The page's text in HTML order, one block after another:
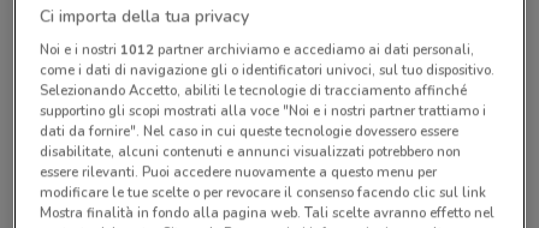
Chiama il negozio
Chiuso
Lunedì 09:30 / 13:30 - 16:00 / 20:00
Martedì 09:30 / 13:30 - 16:00 / 20:00
Mercoledì 09:30 / 13:30 - 16:00 / 20:00
Giovedì 09:30 / 13:30 - 16:00 / 20:00
Venerdì 09:30 / 13:30 - 16:00 / 20:00
Sabato 09:30 / 13:30 - 16:00 / 20:00
Domenica 10:00 / 13:00
06 5343662
Ci importa della tua privacy
Noi e i nostri 1012partner archiviamo e accediamo ai dati personali,
come i dati di navigazione gli o identificatori univoci, sul tuo dispositivo.
Selezionando Accetto, abiliti le tecnologie di tracciamento affinché
supportino gli scopi mostrati alla voce "Noi e i nostri partner trattiamo i
dati da fornire". Nel caso in cui queste tecnologie dovessero essere
disabilitate, alcuni contenuti e annunci visualizzati potrebbero non
essere rilevanti. Puoi accedere nuovamente a questo menu per
modificare le tue scelte o per revocare il consenso facendo clic sul link
Mostra finalità in fondo alla pagina web. Tali scelte avranno effetto nel